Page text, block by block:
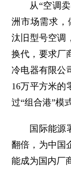
从“空调卖
洲市场需求，
汰旧型号空调
换代，要求厂
冷电器有限公
16万平方米的
过“组合港”模
国际能源署
翻倍，为中国
能成为国内厂